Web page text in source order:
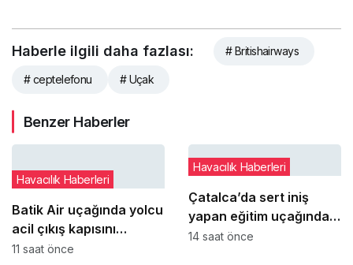
Haberle ilgili daha fazlası: # Britishairways
# ceptelefonu # Uçak
Benzer Haberler
Batik Air uçağında yolcu
acil çıkış kapısını
açmaya çalıştı
Havacılık Haberleri
11 saat önce
Çatalca’da sert iniş
yapan eğitim uçağındaki
öğrenci pilot yaralandı
Havacılık Haberleri
14 saat önce